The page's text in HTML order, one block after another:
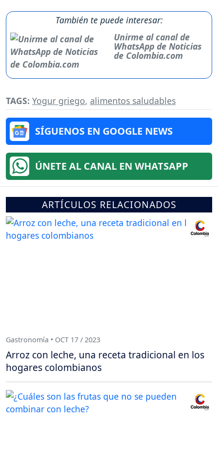
También te puede interesar:
Unirme al canal de
WhatsApp de Noticias
de Colombia.com
TAGS: Yogur griego, alimentos saludables
SÍGUENOS EN GOOGLE NEWS
ÚNETE AL CANAL EN WHATSAPP
ARTÍCULOS RELACIONADOS
Gastronomía • OCT 17 / 2023
Arroz con leche, una receta tradicional en los
hogares colombianos